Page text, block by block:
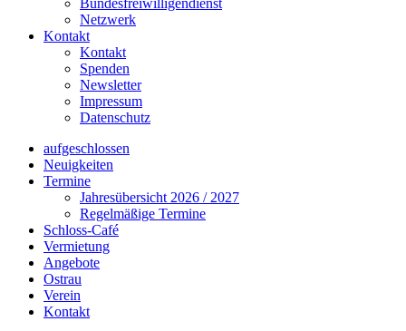
Netzwerk
Kontakt
Kontakt
Spenden
Newsletter
Impressum
Datenschutz
aufgeschlossen
Neuigkeiten
Termine
Jahresübersicht 2026 / 2027
Regelmäßige Termine
Schloss-Café
Vermietung
Angebote
Ostrau
Verein
Kontakt